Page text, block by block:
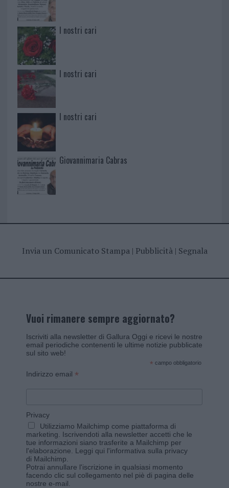
I nostri cari
I nostri cari
I nostri cari
Giovannimaria Cabras
Invia un Comunicato Stampa| Pubblicità| Segnala
Vuoi rimanere sempre aggiornato?
Iscriviti alla newsletter di Gallura Oggi e ricevi le nostre
email periodiche contenenti le ultime notizie pubblicate
sul sito web!
* campo obbligatorio
Indirizzo email *
Privacy
Utilizziamo Mailchimp come piattaforma di
marketing. Iscrivendoti alla newsletter accetti che le
tue informazioni siano trasferite a Mailchimp per
l'elaborazione. Leggi qui l'informativa sulla privacy
di Mailchimp
Potrai annullare l'iscrizione in qualsiasi momento
facendo clic sul collegamento nel piè di pagina delle
nostre e-mail.